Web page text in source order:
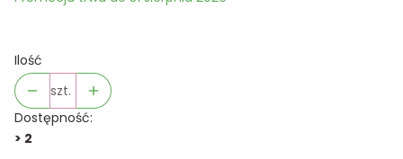
Ilość
szt.
Dostępność:
> 2